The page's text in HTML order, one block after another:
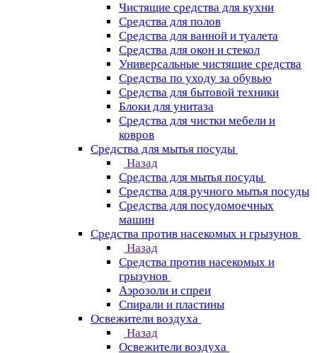
Чистящие средства для кухни
Средства для полов
Средства для ванной и туалета
Средства для окон и стекол
Универсальные чистящие средства
Средства по уходу за обувью
Средства для бытовой техники
Блоки для унитаза
Средства для чистки мебели и
ковров
Средства для мытья посуды
Назад
Средства для мытья посуды
Средства для ручного мытья посуды
Средства для посудомоечных
машин
Средства против насекомых и грызунов
Назад
Средства против насекомых и
грызунов
Аэрозоли и спреи
Спирали и пластины
Освежители воздуха
Назад
Освежители воздуха